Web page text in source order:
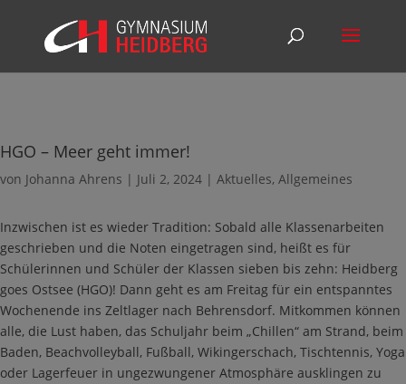
HGO – Meer geht immer!
von Johanna Ahrens | Juli 2, 2024 | Aktuelles, Allgemeines
Inzwischen ist es wieder Tradition: Sobald alle Klassenarbeiten
geschrieben und die Noten eingetragen sind, heißt es für
Schülerinnen und Schüler der Klassen sieben bis zehn: Heidberg
goes Ostsee (HGO)! Dann geht es am Freitag für ein entspanntes
Wochenende ins Zeltlager nach Behrensdorf. Mitkommen können
alle, die Lust haben, das Schuljahr beim „Chillen“ am Strand, beim
Baden, Beachvolleyball, Fußball, Wikingerschach, Tischtennis, Yoga
oder Lagerfeuer in ungezwungener Atmosphäre ausklingen zu